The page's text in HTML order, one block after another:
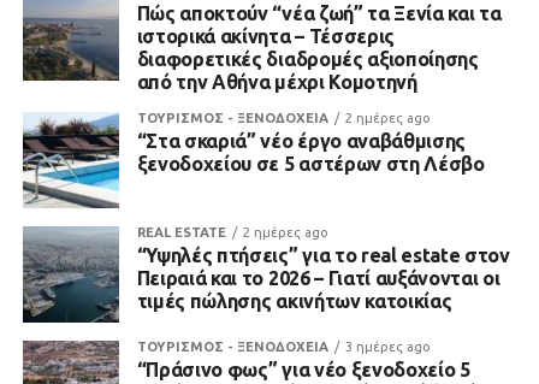
Πώς αποκτούν “νέα ζωή” τα Ξενία και τα
ιστορικά ακίνητα – Τέσσερις
διαφορετικές διαδρομές αξιοποίησης
από την Αθήνα μέχρι Κομοτηνή
ΤΟΥΡΙΣΜΟΣ - ΞΕΝΟΔΟΧΕΙΑ 2 ημέρες ago
“Στα σκαριά” νέο έργο αναβάθμισης
ξενοδοχείου σε 5 αστέρων στη Λέσβο
REAL ESTATE 2 ημέρες ago
“Υψηλές πτήσεις” για το real estate στον
Πειραιά και το 2026 – Γιατί αυξάνονται οι
τιμές πώλησης ακινήτων κατοικίας
ΤΟΥΡΙΣΜΟΣ - ΞΕΝΟΔΟΧΕΙΑ 3 ημέρες ago
“Πράσινο φως” για νέο ξενοδοχείο 5